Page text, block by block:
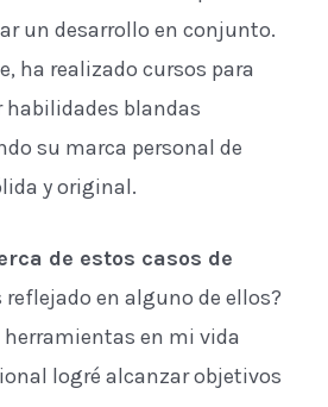
un desarrollo en conjunto.
ha realizado cursos para
habilidades blandas
su marca personal de
y original.
de estos casos de
reflejado en alguno de ellos?
en mi vida
logré alcanzar objetivos